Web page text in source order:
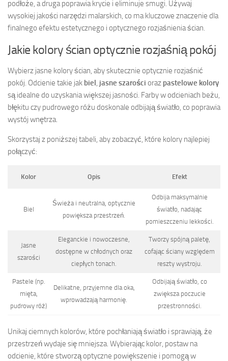
podłoże, a druga poprawia krycie i eliminuje smugi. Używaj
wysokiej jakości narzędzi malarskich, co ma kluczowe znaczenie dla
finalnego efektu estetycznego i optycznego rozjaśnienia ścian.
Jakie kolory ścian optycznie rozjaśnią pokój
Wybierz jasne kolory ścian, aby skutecznie optycznie rozjaśnić
pokój. Odcienie takie jak biel, jasne szarości oraz pastelowe kolory
są idealne do uzyskania większej jasności. Farby w odcieniach beżu,
błękitu czy pudrowego różu doskonale odbijają światło, co poprawia
wystój wnętrza.
Skorzystaj z poniższej tabeli, aby zobaczyć, które kolory najlepiej
połączyć:
Kolor Opis Efekt
Biel
Świeża i neutralna, optycznie
powiększa przestrzeń.
Odbija maksymalnie
światło, nadając
pomieszczeniu lekkości.
Jasne
szarości
Eleganckie i nowoczesne,
dostępne w chłodnych oraz
ciepłych tonach.
Tworzy spójną paletę,
cofając ściany względem
reszty wystroju.
Pastele (np.
mięta,
pudrowy róż)
Delikatne, przyjemne dla oka,
wprowadzają harmonię.
Odbijają światło, co
zwiększa poczucie
przestronności.
Unikaj ciemnych kolorów, które pochłaniają światło i sprawiają, że
przestrzeń wydaje się mniejsza. Wybierając kolor, postaw na
odcienie, które stworzą optyczne powiększenie i pomogą w